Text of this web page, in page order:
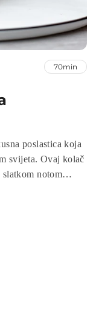
70min
poslastica koja
svijeta. Ovaj kolač
notom